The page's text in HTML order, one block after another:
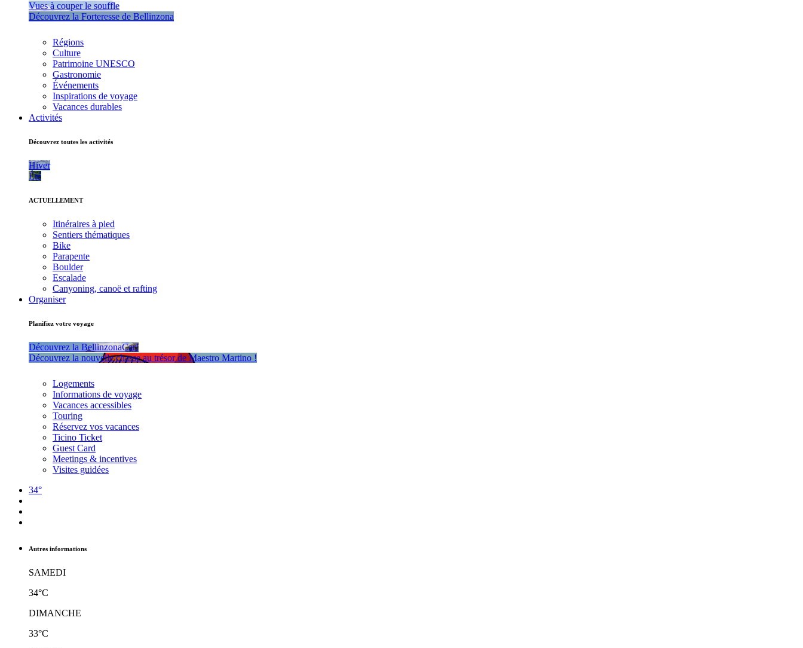
Vues à couper le souffle
Découvrez la Forteresse de Bellinzona
Régions
Culture
Patrimoine UNESCO
Gastronomie
Événements
Inspirations de voyage
Vacances durables
Activités
Découvrez toutes les activités
Hiver
Été
ACTUELLEMENT
Itinéraires à pied
Sentiers thématiques
Bike
Parapente
Boulder
Escalade
Canyoning, canoë et rafting
Organiser
Planifiez votre voyage
Découvrez la BellinzonaCar!
Découvrez la nouvelle chasse au trésor de Maestro Martino !
Logements
Informations de voyage
Vacances accessibles
Touring
Réservez vos vacances
Ticino Ticket
Guest Card
Meetings & incentives
Visites guidées
34°
Autres informations
SAMEDI
34°C
DIMANCHE
33°C